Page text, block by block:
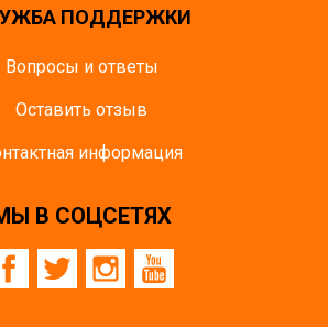
ПОДДЕРЖКИ
Вопросы и ответы
Оставить отзыв
информация
В СОЦСЕТЯХ